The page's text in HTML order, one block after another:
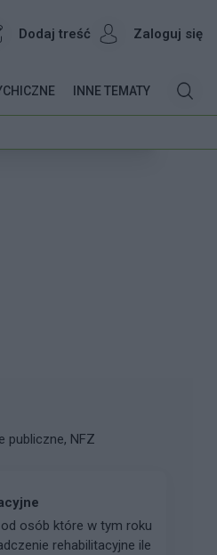
Dodaj treść Zaloguj się
INNE TEMATY
publiczne, NFZ
osób które w tym roku
rehabilitacyjne ile